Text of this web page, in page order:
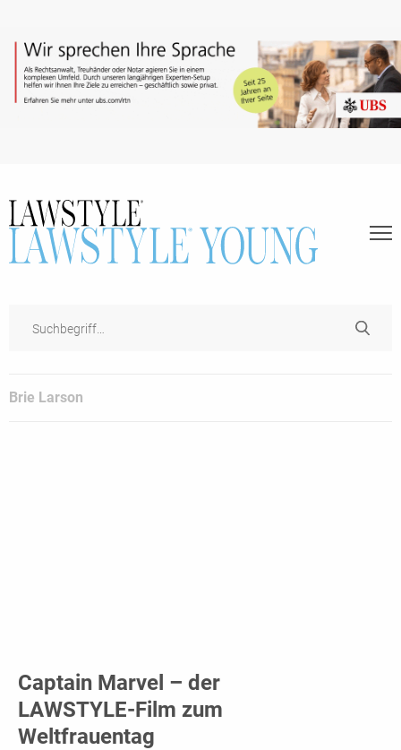
Brie Larson
Captain Marvel – der
LAWSTYLE-Film zum
Weltfrauentag